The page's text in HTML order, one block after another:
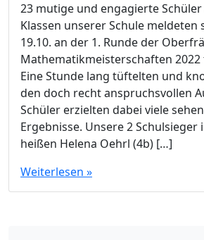
23 mutige und engagierte
Klassen unserer Schule meldeten
19.10. an der 1. Runde der
Mathematikmeisterschaften
Eine Stunde lang tüftelten und
den doch recht anspruchsvollen
Schüler erzielten dabei viele
Ergebnisse. Unsere 2 Schulsieger
heißen Helena Oehrl (4b) […]
Weiterlesen »